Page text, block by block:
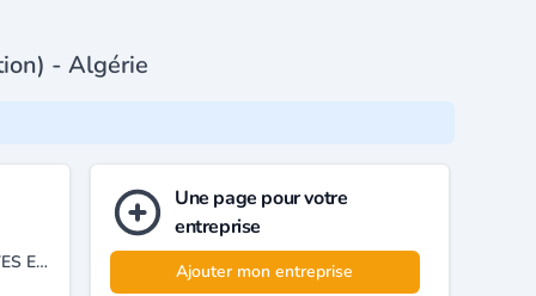
- Algérie
IMPORTATION ET DISTRIBUTION DE TOUS GENRES DE BOIS ET DÉRIVES ET PRODUITS SIDÉRURGIQUES.
Une page pour votre
entreprise
Ajouter mon entreprise